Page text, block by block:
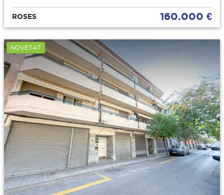
ROSES 160.000 €
NOVETAT